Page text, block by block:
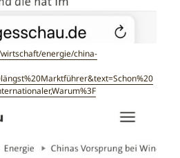
energie/china-